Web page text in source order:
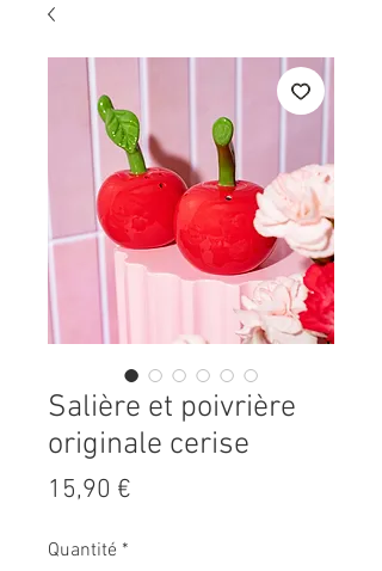
Salière et poivrière
originale cerise
15,90 €
Quantité *